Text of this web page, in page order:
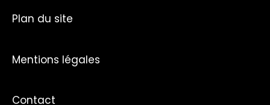
Plan du site
Mentions légales
Contact